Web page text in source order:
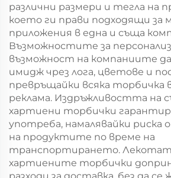
различни размери и тегла на
което ги прави подходящи за
приложения в една и съща
Възможностите за
възможност на компаниите
имидж чрез лога, цветове и
превръщайки всяка торбичка
реклама. Издръжливостта на
хартиени торбички
употреба, намалявайки риска
на продуктите по време на
транспортирането.
хартиените торбички